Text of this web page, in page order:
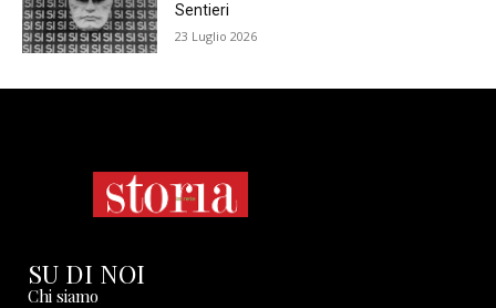
Sentieri
23 Luglio 2026
SU DI NOI
Chi siamo